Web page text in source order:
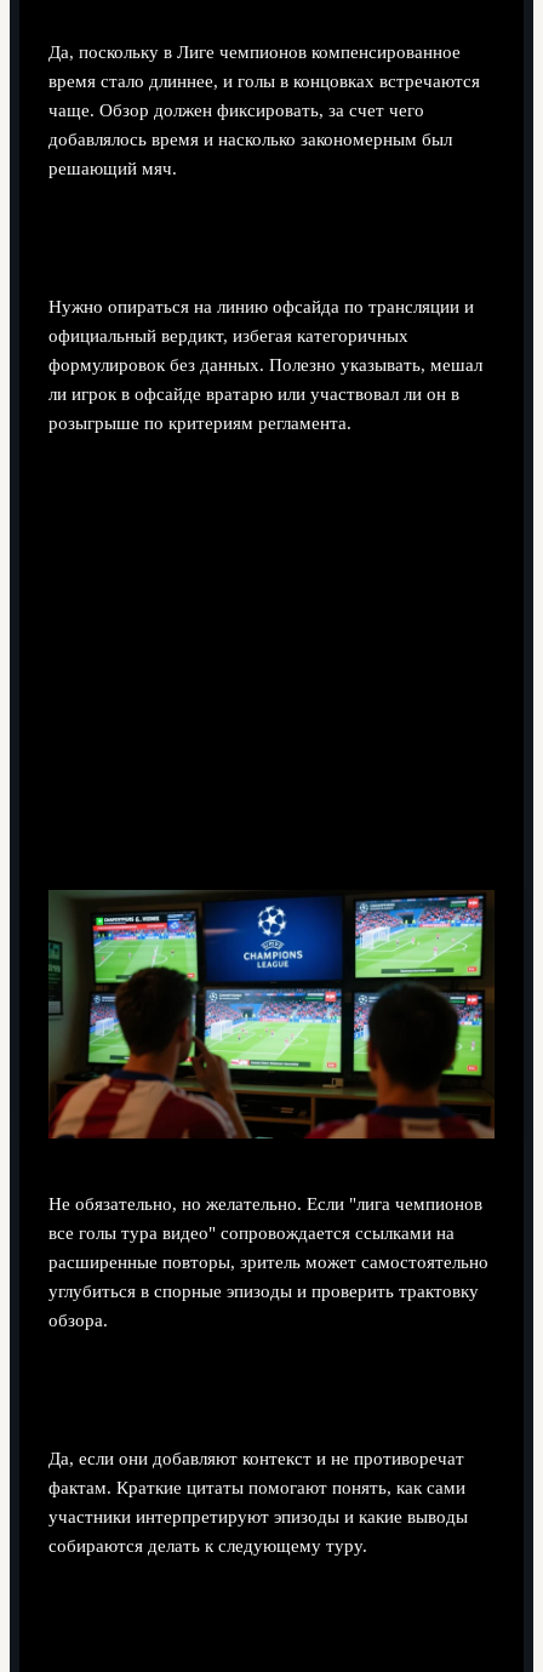
Да, поскольку в Лиге чемпионов компенсированное
время стало длиннее, и голы в концовках встречаются
чаще. Обзор должен фиксировать, за счет чего
добавлялось время и насколько закономерным был
решающий мяч.
Нужно опираться на линию офсайда по трансляции и
официальный вердикт, избегая категоричных
формулировок без данных. Полезно указывать, мешал
ли игрок в офсайде вратарю или участвовал ли он в
розыгрыше по критериям регламента.
Не обязательно, но желательно. Если "лига чемпионов
все голы тура видео" сопровождается ссылками на
расширенные повторы, зритель может самостоятельно
углубиться в спорные эпизоды и проверить трактовку
обзора.
Да, если они добавляют контекст и не противоречат
фактам. Краткие цитаты помогают понять, как сами
участники интерпретируют эпизоды и какие выводы
собираются делать к следующему туру.